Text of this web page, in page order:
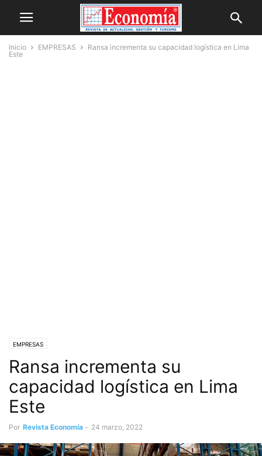
Inicio EMPRESAS
Ransa incrementa su capacidad logística en Lima
Este
EMPRESAS
Ransa incrementa su
capacidad logística en Lima
Este
Por Revista Economía - 24 marzo, 2022